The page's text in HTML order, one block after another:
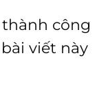
công
viết này